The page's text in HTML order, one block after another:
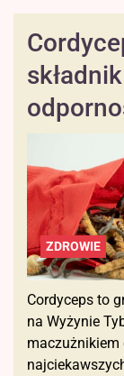
ZDROWIE
Cordyceps to
na Wyżynie